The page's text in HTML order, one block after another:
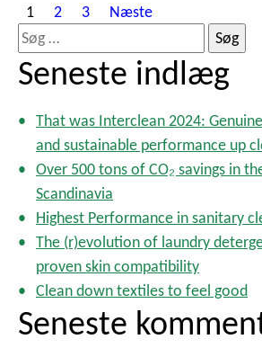
n
d
l
g
i
n
d
e
i
n
g
1 2 3
Næste
S
ø
g
Seneste indlæg
That was Interclean 2024:
and sustainable performance up
Over 500 tons of CO₂ savings in
Scandinavia
Highest Performance in sanitary
The (r)evolution of laundry
proven skin compatibility
Clean down textiles to feel good
Seneste